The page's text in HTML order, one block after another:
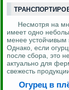
Несмотря на
имеет одно
менее устойчивым
Однако, если
после сбора, это
актуально для
свежесть
Огурец в